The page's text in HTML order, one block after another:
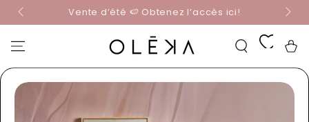
IGNORER LE
CONTENU
☀️ Obtenez-le maintenant, payez plus tard avec
Shop Pay
Panier